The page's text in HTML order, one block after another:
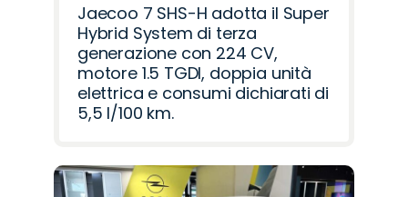
Jaecoo 7 SHS-H adotta il Super
Hybrid System di terza
generazione con 224 CV,
motore 1.5 TGDI, doppia unità
elettrica e consumi dichiarati di
5,5 l/100 km.